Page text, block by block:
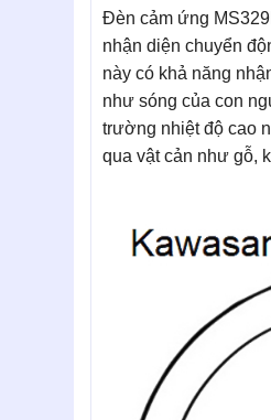
Đèn cảm ứng
nhận diện chuyển
này có khả năng
như sóng của con
trường nhiệt độ cao
qua vật cản như gỗ,